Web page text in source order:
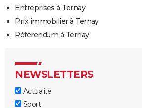
Entreprises à Ternay
Prix immobilier à Ternay
Référendum à Ternay
NEWSLETTERS
Actualité
Sport